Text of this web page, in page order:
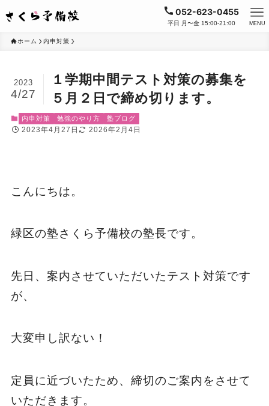
052-623-0455
平日 月〜金 15:00-21:00 MENU
ホーム 内申対策
１学期中間テスト対策の募集を
５月２日で締め切ります。
2023
4/27
内申対策 勉強のやり方 塾ブログ
2023年4月27日 2026年2月4日
こんにちは。
緑区の塾さくら予備校の塾長です。
先日、案内させていただいたテスト対策です
が、
大変申し訳ない！
定員に近づいたため、締切のご案内をさせて
いただきます。